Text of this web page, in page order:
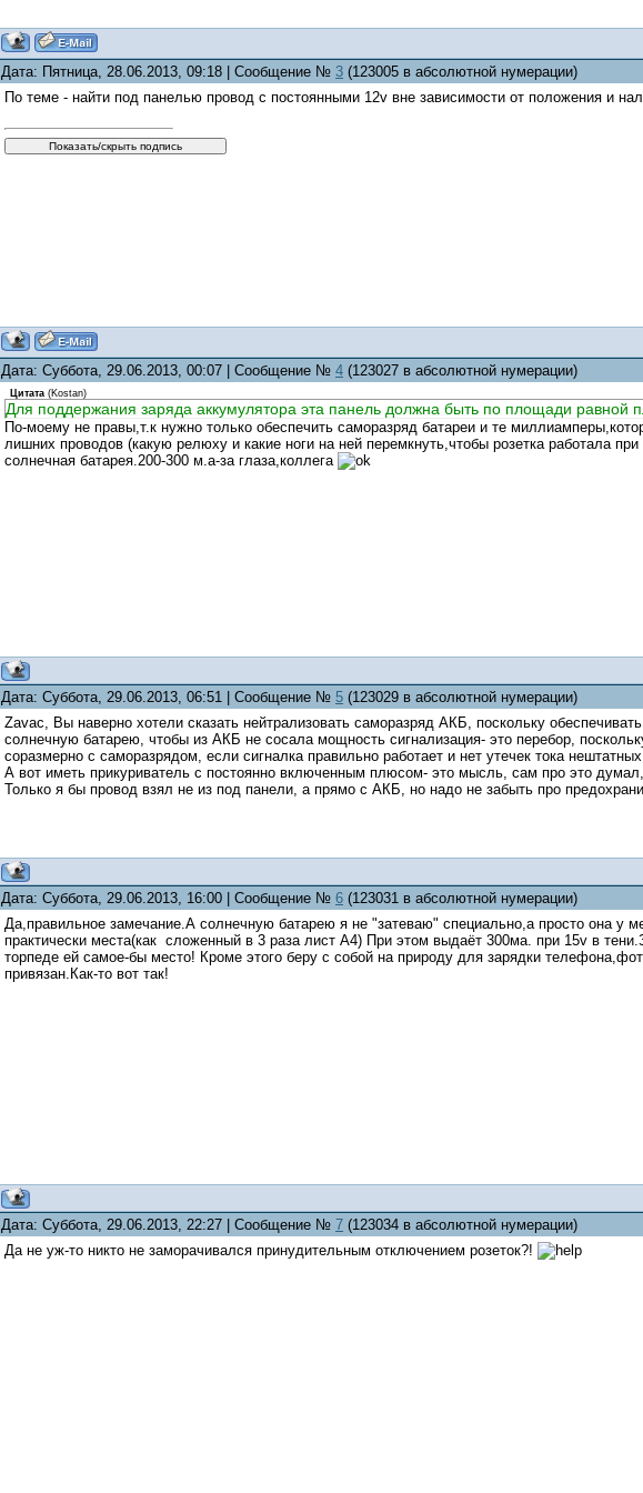
Дата: Пятница, 28.06.2013, 09:18 | Сообщение № 3 (123005 в абсолютной нумерации)
По теме - найти под панелью провод с постоянными 12v вне зависимости от положения и
Дата: Суббота, 29.06.2013, 00:07 | Сообщение № 4 (123027 в абсолютной нумерации)
Цитата (Kostan)
Для поддержания заряда аккумулятора эта панель должна быть по площади
По-моему не правы,т.к нужно только обеспечить саморазряд батареи и те
лишних проводов (какую релюху и какие ноги на ней перемкнуть,чтобы розетка работала
солнечная батарея.200-300 м.а-за глаза,коллега
Дата: Суббота, 29.06.2013, 06:51 | Сообщение № 5 (123029 в абсолютной нумерации)
Zavac, Вы наверно хотели сказать нейтрализовать саморазряд АКБ, поскольку
солнечную батарею, чтобы из АКБ не сосала мощность сигнализация- это перебор,
соразмерно с саморазрядом, если сигналка правильно работает и нет утечек тока
А вот иметь прикуриватель с постоянно включенным плюсом- это мысль, сам про это
Только я бы провод взял не из под панели, а прямо с АКБ, но надо не забыть про
Дата: Суббота, 29.06.2013, 16:00 | Сообщение № 6 (123031 в абсолютной нумерации)
Да,правильное замечание.А солнечную батарею я не "затеваю" специально,а просто она у
практически места(как сложенный в 3 раза лист А4) При этом выдаёт 300ма. при 15v в
торпеде ей самое-бы место! Кроме этого беру с собой на природу для зарядки
привязан.Как-то вот так!
Дата: Суббота, 29.06.2013, 22:27 | Сообщение № 7 (123034 в абсолютной нумерации)
Да не уж-то никто не заморачивался принудительным отключением розеток?!